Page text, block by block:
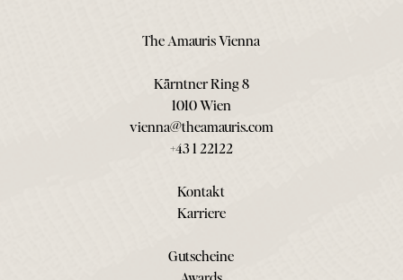
The Amauris Vienna
Kärntner Ring 8
1010 Wien
vienna@theamauris.com
+43 1 22122
Kontakt
Karriere
Gutscheine